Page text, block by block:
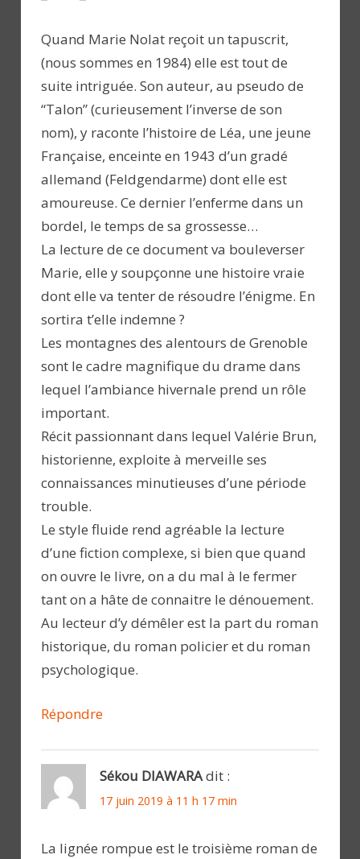
Quand Marie Nolat reçoit un tapuscrit,
(nous sommes en 1984) elle est tout de
suite intriguée. Son auteur, au pseudo de
“Talon” (curieusement l’inverse de son
nom), y raconte l’histoire de Léa, une jeune
Française, enceinte en 1943 d’un gradé
allemand (Feldgendarme) dont elle est
amoureuse. Ce dernier l’enferme dans un
bordel, le temps de sa grossesse…
La lecture de ce document va bouleverser
Marie, elle y soupçonne une histoire vraie
dont elle va tenter de résoudre l’énigme. En
sortira t’elle indemne ?
Les montagnes des alentours de Grenoble
sont le cadre magnifique du drame dans
lequel l’ambiance hivernale prend un rôle
important.
Récit passionnant dans lequel Valérie Brun,
historienne, exploite à merveille ses
connaissances minutieuses d’une période
trouble.
Le style fluide rend agréable la lecture
d’une fiction complexe, si bien que quand
on ouvre le livre, on a du mal à le fermer
tant on a hâte de connaitre le dénouement.
Au lecteur d’y démêler est la part du roman
historique, du roman policier et du roman
psychologique.
Répondre
Sékou DIAWARAdit :
17 juin 2019 à 11 h 17 min
La lignée rompue est le troisième roman de